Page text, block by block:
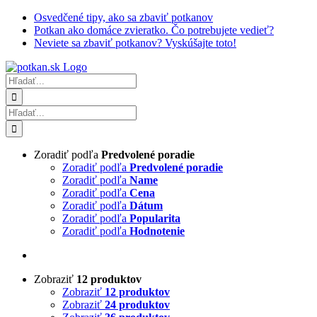
Skip
content
Osvedčené tipy, ako sa zbaviť potkanov
Potkan ako domáce zvieratko. Čo potrebujete vedieť?
Neviete sa zbaviť potkanov? Vyskúšajte toto!
Hľadať:
Hľadať:
Zoradiť podľa Predvolené poradie
Zoradiť podľa Predvolené poradie
Zoradiť podľa Name
Zoradiť podľa Cena
Zoradiť podľa Dátum
Zoradiť podľa Popularita
Zoradiť podľa Hodnotenie
Zobraziť 12 produktov
Zobraziť 12 produktov
Zobraziť 24 produktov